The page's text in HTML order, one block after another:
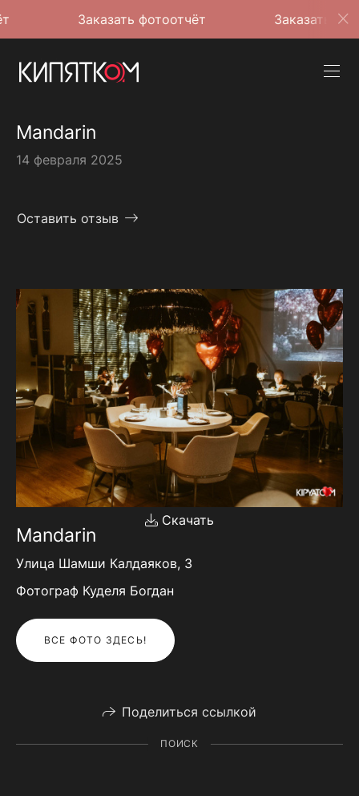
Заказать фотоотчёт Заказать фотоотчёт
Mandarin
14 февраля 2025
Оставить отзыв
Скачать
Mandarin
Улица Шамши Калдаяков, 3
Фотограф Куделя Богдан
ВСЕ ФОТО ЗДЕСЬ!
Поделиться ссылкой
ПОИСК